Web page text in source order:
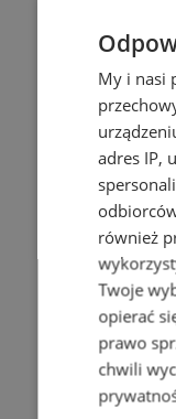
My i nasi
adres IP,
również
Twoje
opierać
prawo
chwili